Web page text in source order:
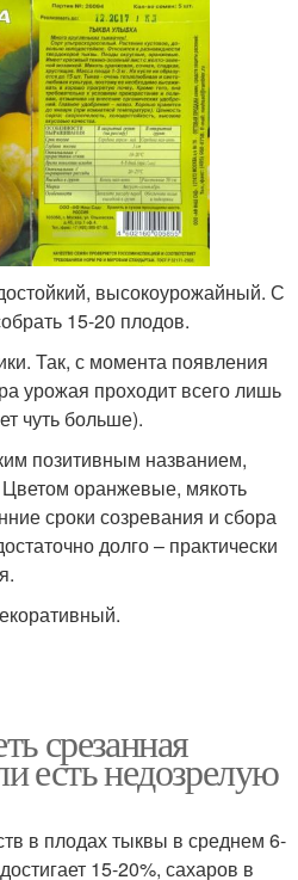
высокоурожайный. С
15-20 плодов.
Так, с момента появления
урожая проходит всего лишь
чуть больше).
позитивным названием,
оранжевые, мякоть
сроки созревания и сбора
долго – практически
срезанная
есть недозрелую
в плодах тыквы в среднем 6-
15-20%, сахаров в